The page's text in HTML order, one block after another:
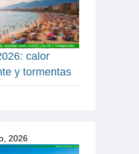
calor
y tormentas
2026